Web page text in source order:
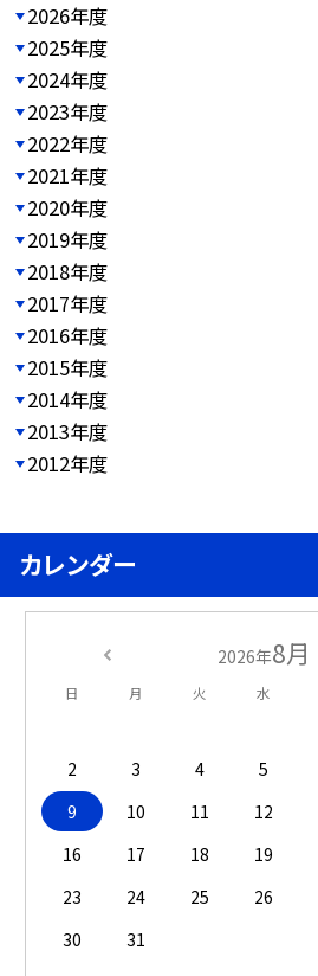
2026年度
2025年度
2024年度
2023年度
2022年度
2021年度
2020年度
2019年度
2018年度
2017年度
2016年度
2015年度
2014年度
2013年度
2012年度
カレンダー
2026年8月
日 月 火 水
2
3 4 5
9
10 11 12
16
17 18 19
23
24 25 26
30
31